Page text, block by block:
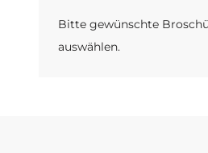
Bitte gewünschte
auswählen.